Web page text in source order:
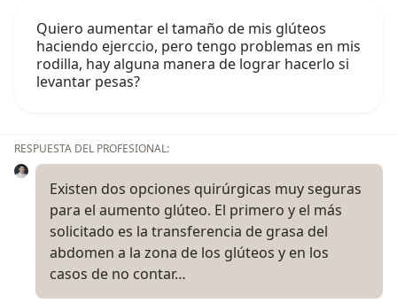
Quiero aumentar el tamaño de mis glúteos
haciendo ejerccio, pero tengo problemas en mis
rodilla, hay alguna manera de lograr hacerlo si
levantar pesas?
RESPUESTA DEL PROFESIONAL:
Existen dos opciones quirúrgicas muy seguras
para el aumento glúteo. El primero y el más
solicitado es la transferencia de grasa del
abdomen a la zona de los glúteos y en los
casos de no contar…